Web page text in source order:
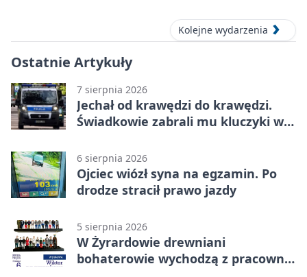
Kolejne wydarzenia
Ostatnie Artykuły
7 sierpnia 2026
Jechał od krawędzi do krawędzi.
Świadkowie zabrali mu kluczyki w
6 sierpnia 2026
Ojciec wiózł syna na egzamin. Po
drodze stracił prawo jazdy
5 sierpnia 2026
W Żyrardowie drewniani
bohaterowie wychodzą z pracowni